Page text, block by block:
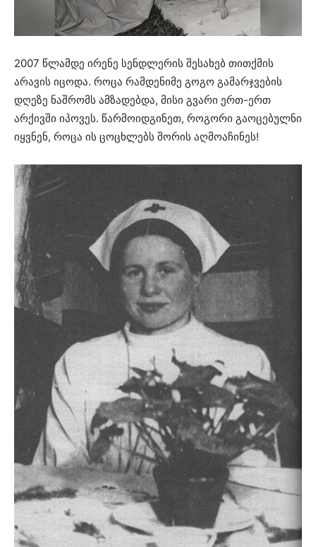
2007 წლამდე ირენე სენდლერის შესახებ თითქმის
არავის იცოდა. როცა რამდენიმე გოგო გამარჯვების
დღეზე ნაშრომს ამზადებდა, მისი გვარი ერთ-ერთ
არქივში იპოვეს. წარმოიდგინეთ, როგორი გაოცებულნი
იყვნენ, როცა ის ცოცხლებს შორის აღმოაჩინეს!